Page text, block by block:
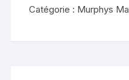
-
Catégorie : Murphys